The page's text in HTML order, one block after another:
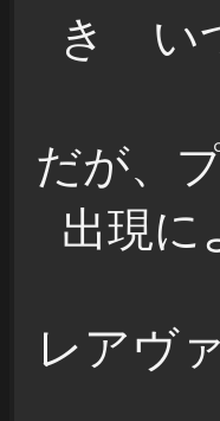
き い
だが、
出現に
レアヴ